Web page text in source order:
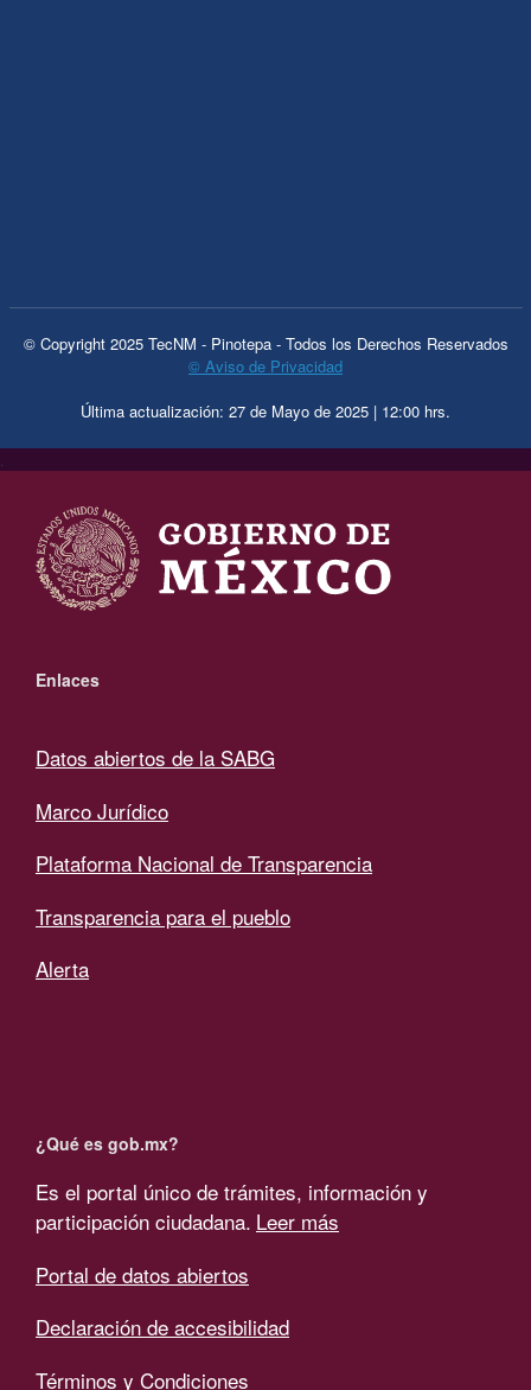
© Copyright 2025 TecNM - Pinotepa - Todos los Derechos Reservados
© Aviso de Privacidad
Última actualización: 27 de Mayo de 2025 | 12:00 hrs.
.
Enlaces
Datos abiertos de la SABG
Marco Jurídico
Plataforma Nacional de Transparencia
Transparencia para el pueblo
Alerta
¿Qué es gob.mx?
Es el portal único de trámites, información y
participación ciudadana. Leer más
Portal de datos abiertos
Declaración de accesibilidad
Términos y Condiciones